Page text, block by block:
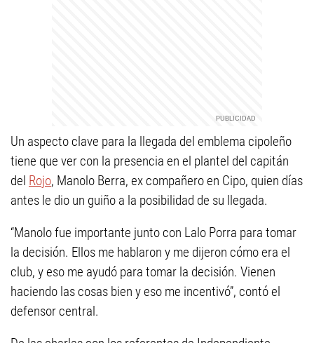
Un aspecto clave para la llegada del emblema cipoleño
tiene que ver con la presencia en el plantel del capitán
del Rojo, Manolo Berra, ex compañero en Cipo, quien días
antes le dio un guiño a la posibilidad de su llegada.
“Manolo fue importante junto con Lalo Porra para tomar
la decisión. Ellos me hablaron y me dijeron cómo era el
club, y eso me ayudó para tomar la decisión. Vienen
haciendo las cosas bien y eso me incentivó”, contó el
defensor central.